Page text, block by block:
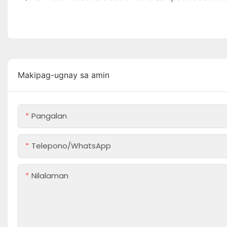
Makipag-ugnay sa amin
Pangalan
Telepono/whatsApp
Nilalaman